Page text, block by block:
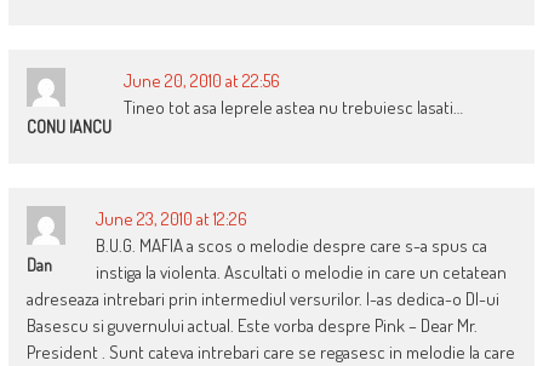
CONU IANCU
June 20, 2010 at 22:56
Tineo tot asa leprele astea nu trebuiesc lasati…
Dan
June 23, 2010 at 12:26
B.U.G. MAFIA a scos o melodie despre care s-a spus ca
instiga la violenta. Ascultati o melodie in care un cetatean
adreseaza intrebari prin intermediul versurilor. I-as dedica-o Dl-ui
Basescu si guvernului actual. Este vorba despre Pink – Dear Mr.
President . Sunt cateva intrebari care se regasesc in melodie la care